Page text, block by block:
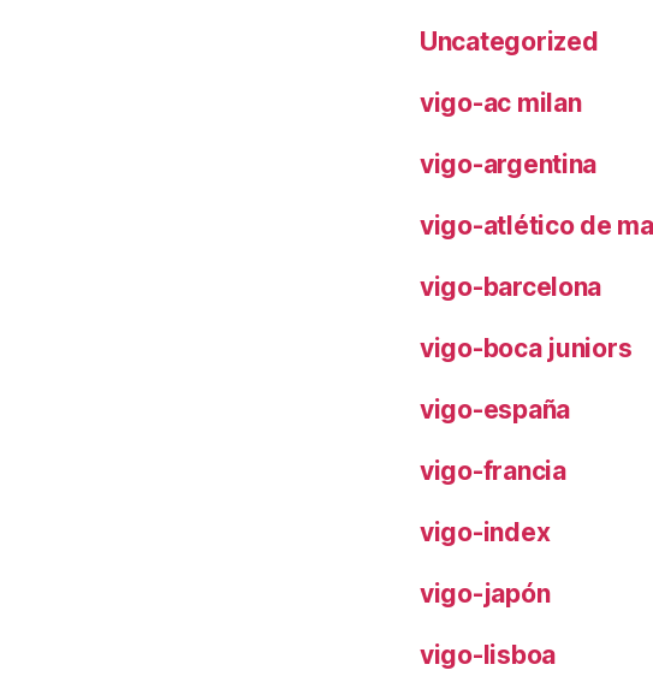
Uncategorized
vigo-ac milan
vigo-argentina
vigo-atlético de
vigo-barcelona
vigo-boca juniors
vigo-españa
vigo-francia
vigo-index
vigo-japón
vigo-lisboa